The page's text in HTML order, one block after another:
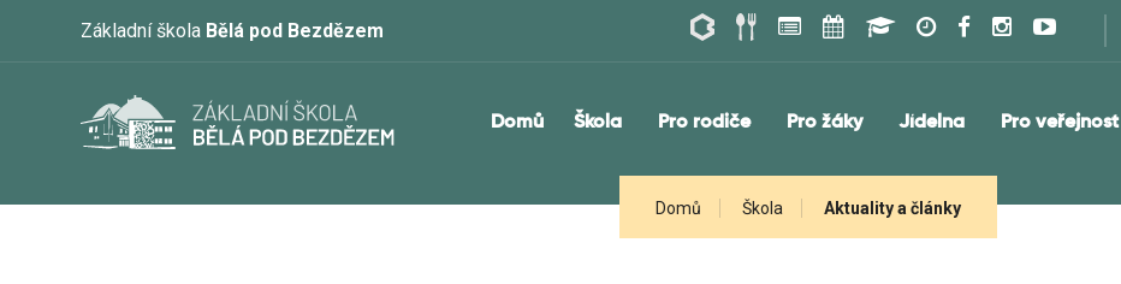
Základní škola Bělá pod Bezdězem
Domů Škola Pro rodiče Pro žáky Jídelna Pro veřejnost
Domů Škola Aktuality a články